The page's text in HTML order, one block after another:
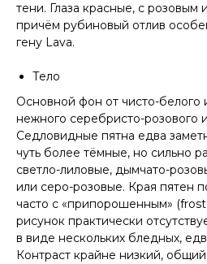
тени. Глаза красные, с
причём рубиновый отлив
гену Lava.
Тело
Основной фон от чисто-
нежного серебристо-розового
Седловидные пятна едва
чуть более тёмные, но сильно
светло-лиловые, дымчато-
или серо-розовые. Края пятен
часто с «припорошенным»
рисунок практически
в виде нескольких бледных,
Контраст крайне низкий,